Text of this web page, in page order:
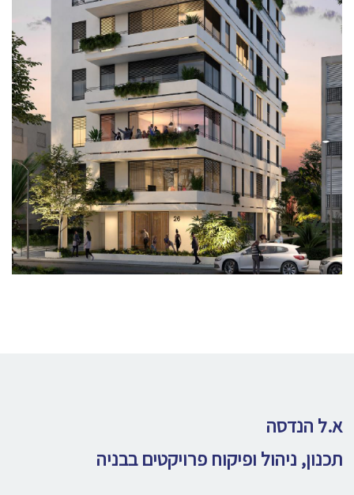
א.ל הנדסה
תכנון, ניהול ופיקוח פרויקטים בבניה